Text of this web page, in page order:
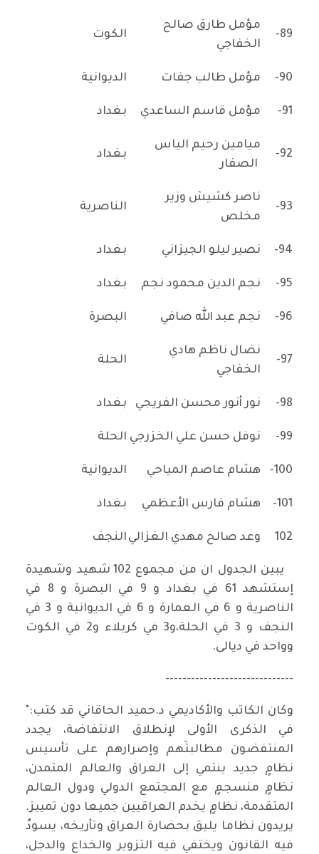
89-
مؤمل طارق صالح
الخفاجي
الكوت
90- مؤمل طالب جفات الديوانية
91- مؤمل قاسم الساعدي بغداد
92-
ميامين رحيم الياس
الصفار
بغداد
93-
ناصر كشيش وزير
مخلص
الناصرية
94- نصير ليلو الجيزاني بغداد
95- نجم الدين محمود نجم بغداد
96- نجم عبد الله صافي البصرة
97-
نضال ناظم هادي
الخفاجي
الحلة
98- نور أنور محسن الفريجي بغداد
99- نوفل حسن علي الخزرجي الحلة
100- هشام عاصم المياحي الديوانية
101- هشام فارس الأعظمي بغداد
102 وعد صالح مهدي الغزالي النجف
يبين الجدول ان من مجموع 102 شهيد وشهيدة
إستشهد 61 في بغداد و 9 في البصرة و 8 في
الناصرية و 6 في العمارة و 6 في الديوانية و 3 في
النجف و 3 في الحلة،و3 في كربلاء و2 في الكوت
وواحد في ديالى.
------------------------------
وكان الكاتب والأكاديمي د.حميد الحاقاني قد كتب:"
في الذكرى الأولى لإنطلاق الانتفاضة، يجدد
المنتفضون مطالبتَهم وإصرارهم على تأسيس
نظامٍ جديد ينتمي إلى العراق والعالم المتمدن،
نظامٍ منسجمٍ مع المجتمع الدولي ودول العالم
المتقدمة، نظامٍ يخدم العراقيين جميعا دون تمييز.
يريدون نظاما يليق بحضارة العراق وتأريخه، يسودُ
فيه القانون ويختفي فيه التزوير والخداع والدجل،